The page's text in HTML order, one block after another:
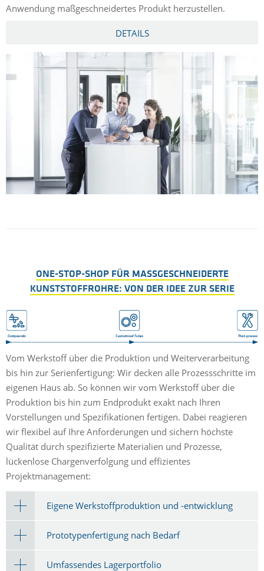
Anwendung maßgeschneidertes Produkt herzustellen.
DETAILS
ONE-STOP-SHOP FÜR MASSGESCHNEIDERTE K
UNSTSTOFFROHRE: VON DER IDEE ZUR SERIE
Vom Werkstoff über die Produktion und Weiterverarbeitung
bis hin zur Serienfertigung: Wir decken alle Prozessschritte im
eigenen Haus ab. So können wir vom Werkstoff über die
Produktion bis hin zum Endprodukt exakt nach Ihren
Vorstellungen und Spezifikationen fertigen. Dabei reagieren
wir flexibel auf Ihre Anforderungen und sichern höchste
Qualität durch spezifizierte Materialien und Prozesse,
lückenlose Chargenverfolgung und effizientes
Projektmanagement:
Eigene Werkstoffproduktion und -entwicklung
Prototypenfertigung nach Bedarf
Umfassendes Lagerportfolio